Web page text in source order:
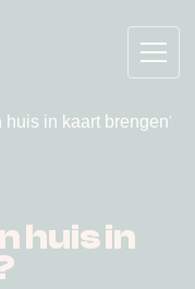
in kaart brengen?
huis in